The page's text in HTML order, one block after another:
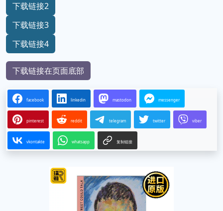
下载链接2
下载链接3
下载链接4
下载链接在页面底部
facebook linkedin mastodon messenger
pinterest reddit telegram twitter viber
vkontakte whatsapp 复制链接